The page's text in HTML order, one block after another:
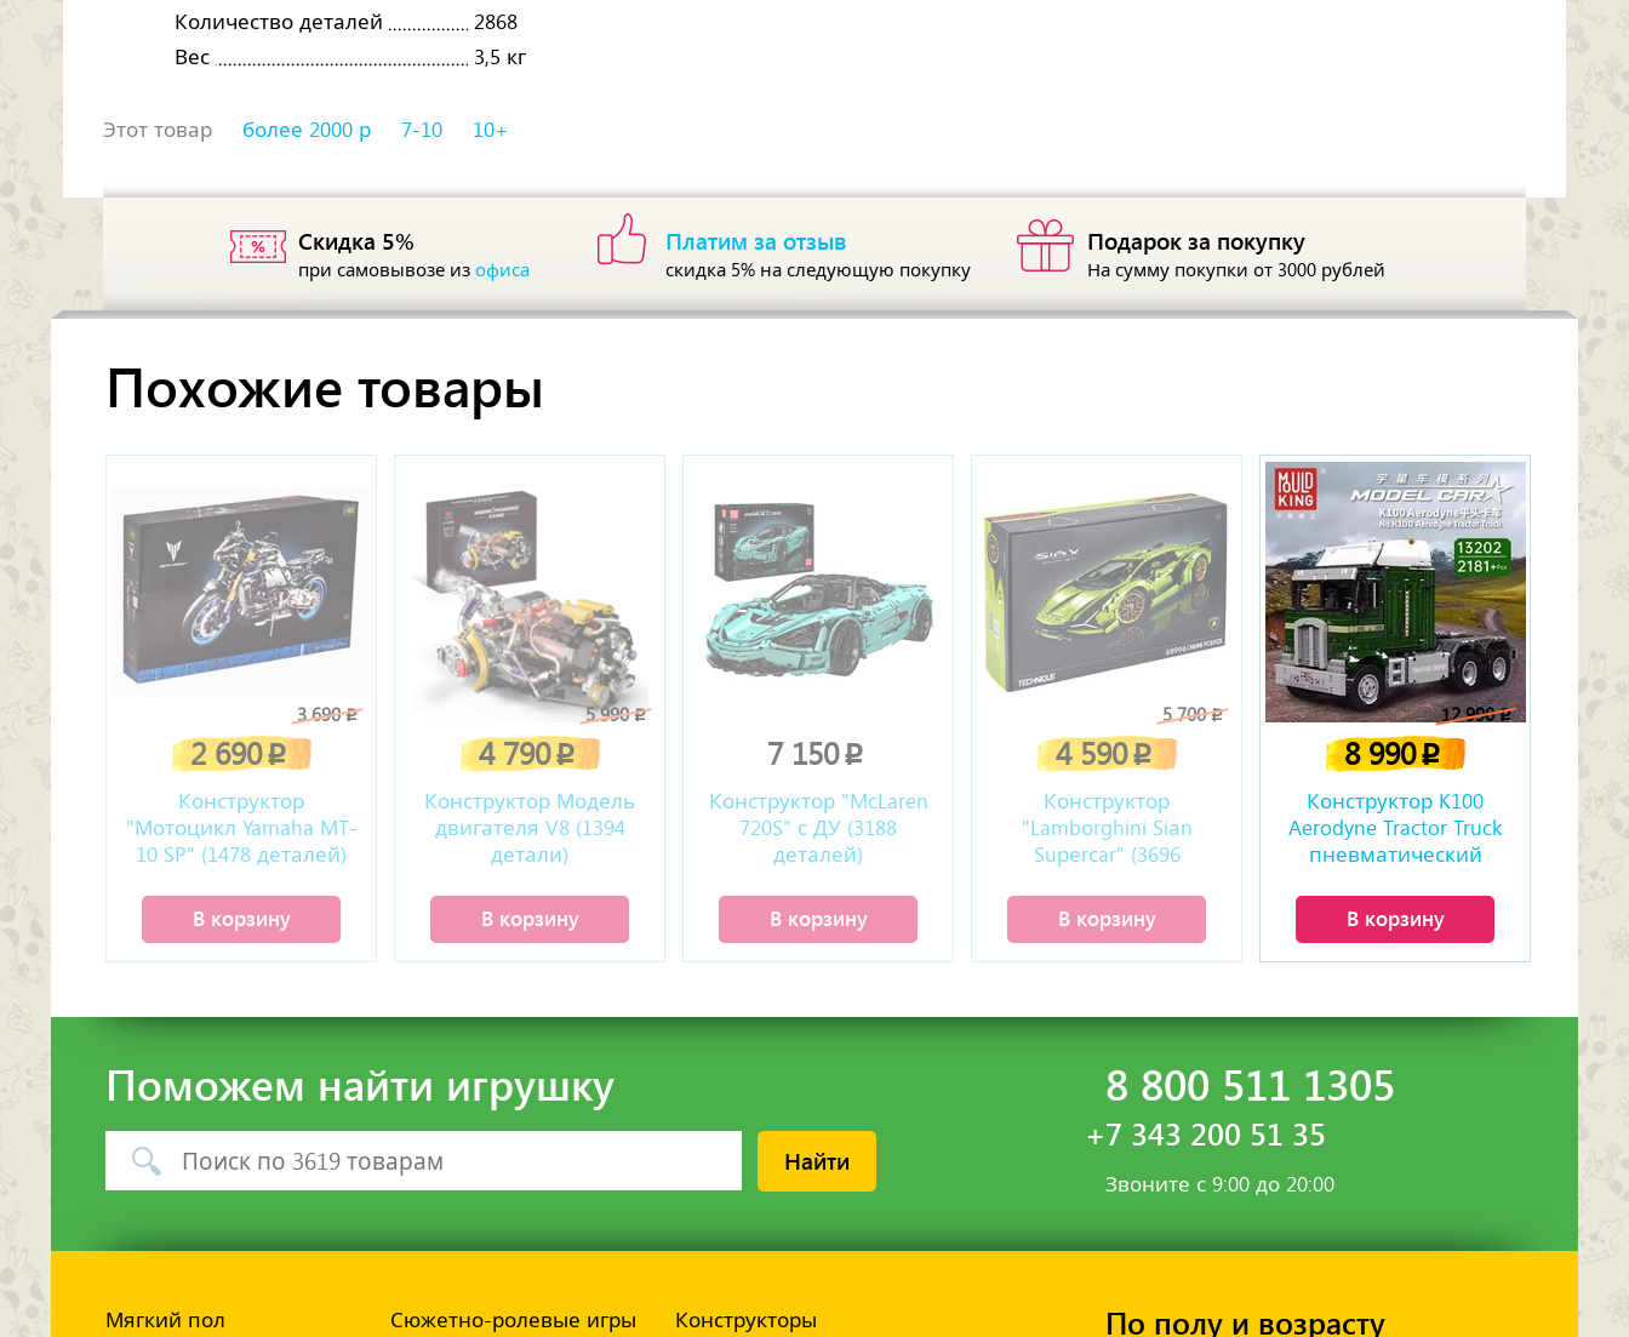
Количество деталей
2868
Вес
3,5 кг
Этот товар более 2000 р 7-10 10+
Скидка 5%
при самовывозе изофиса
Платим за отзыв
скидка 5% на следующую покупку
Подарок за покупку
На сумму покупки от 3000 рублей
Похожие товары
3 690p
2 690p
Конструктор
"Мотоцикл Yamaha MT-
10 SP" (1478 деталей)
В корзину
5 990p
4 790p
Конструктор Модель
двигателя V8 (1394
детали)
В корзину
7 150p
Конструктор "McLaren
720S" с ДУ (3188
деталей)
В корзину
5 700p
4 590p
Конструктор
"Lambоrghini Siаn
Suреrсar" (3696
В корзину
12 990p
8 990p
Конструктор K100
Aerodyne Tractor Truck
пневматический
В корзину
8 800 511 1305
+7 343 200 51 35
Звоните с 9:00 до 20:00
Поможем найти игрушку
Найти
По полу и возрасту
Мягкий пол Сюжетно-ролевые игры Конструкторы